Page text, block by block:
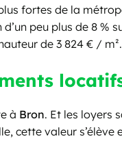
fortes de la
peu plus de 8 %
de 3 824 € / m².
à Bron. Et les loyers
cette valeur